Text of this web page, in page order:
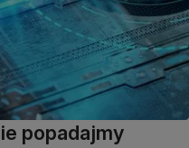
popadajmy